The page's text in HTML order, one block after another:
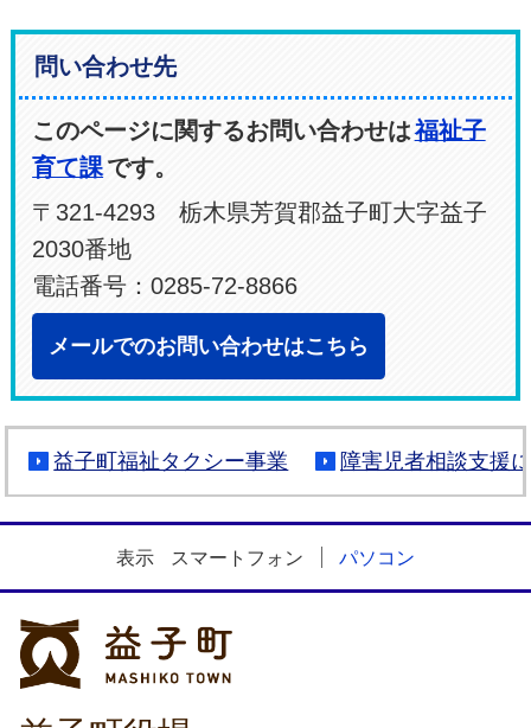
問い合わせ先
このページに関するお問い合わせは福祉子
育て課です。
〒321-4293 栃木県芳賀郡益子町大字益子
2030番地
電話番号：0285-72-8866
メールでのお問い合わせはこちら
益子町福祉タクシー事業 障害児者相談支援
表示 スマートフォン パソコン